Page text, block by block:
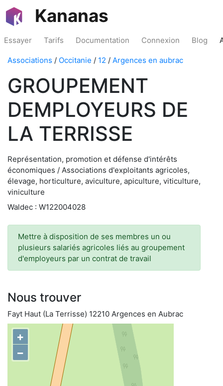
Kananas
Essayer Tarifs Documentation Connexion Blog
Associations / Occitanie / 12 / Argences en aubrac
GROUPEMENT
DEMPLOYEURS DE
LA TERRISSE
Représentation, promotion et défense d'intérêts
économiques / Associations d'exploitants agricoles,
élevage, horticulture, aviculture, apiculture, viticulture,
viniculture
Waldec : W122004028
Mettre à disposition de ses membres un ou
plusieurs salariés agricoles liés au groupement
d'employeurs par un contrat de travail
Nous trouver
Fayt Haut (La Terrisse) 12210 Argences en Aubrac
+
−